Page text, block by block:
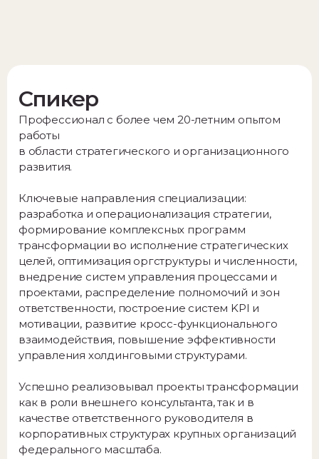
Спикер
Профессионал с более чем 20-летним опытом
работы
в области стратегического и организационного
развития.
Ключевые направления специализации:
разработка и операционализация стратегии,
формирование комплексных программ
трансформации во исполнение стратегических
целей, оптимизация оргструктуры и численности,
внедрение систем управления процессами и
проектами, распределение полномочий и зон
ответственности, построение систем KPI и
мотивации, развитие кросс-функционального
взаимодействия, повышение эффективности
управления холдинговыми структурами.
Успешно реализовывал проекты трансформации
как в роли внешнего консультанта, так и в
качестве ответственного руководителя в
корпоративных структурах крупных организаций
федерального масштаба.